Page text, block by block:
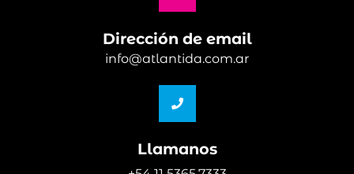
Dirección de email
info@atlantida.com.ar
Llamanos